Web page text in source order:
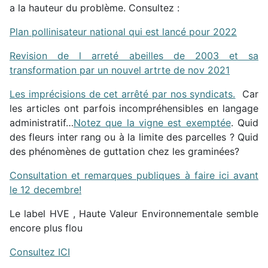
a la hauteur du problème. Consultez :
Plan pollinisateur national qui est lancé pour 2022
Revision de l arreté abeilles de 2003 et sa
transformation par un nouvel artrte de nov 2021
Les imprécisions de cet arrêté par nos syndicats. Car
les articles ont parfois incompréhensibles en langage
administratif…Notez que la vigne est exemptée. Quid
des fleurs inter rang ou à la limite des parcelles ? Quid
des phénomènes de guttation chez les graminées?
Consultation et remarques publiques à faire ici avant
le 12 decembre!
Le label HVE , Haute Valeur Environnementale semble
encore plus flou
Consultez ICI